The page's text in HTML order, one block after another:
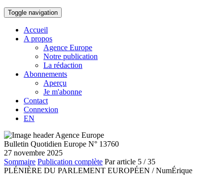
Toggle navigation
Accueil
A propos
Agence Europe
Notre publication
La rédaction
Abonnements
Aperçu
Je m'abonne
Contact
Connexion
EN
Bulletin Quotidien Europe N° 13760
27 novembre 2025
Sommaire Publication complète Par article 5 / 35
PLÉNIÈRE DU PARLEMENT EUROPÉEN / NumÉrique